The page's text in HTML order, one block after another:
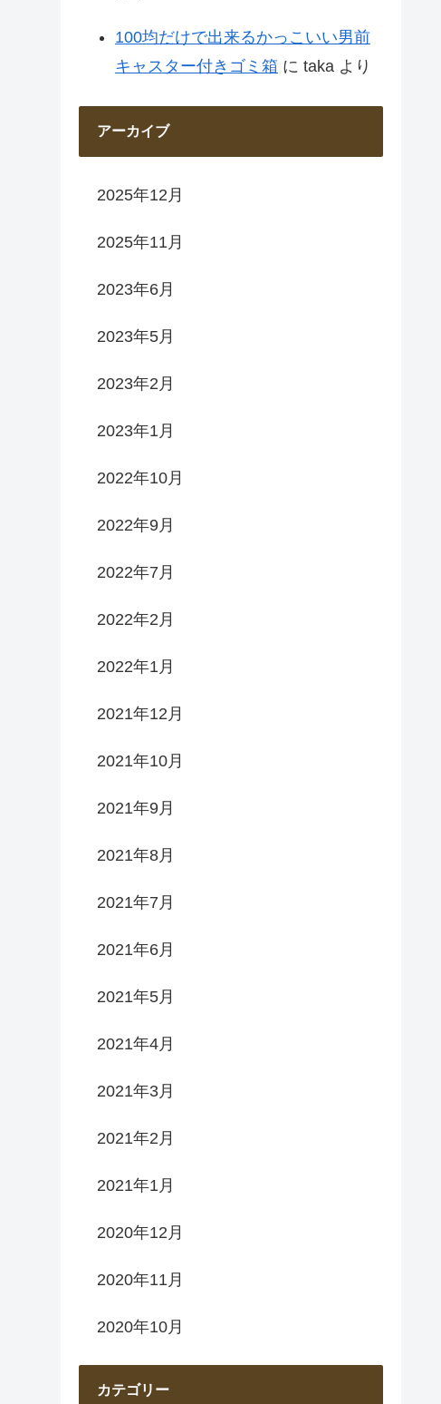
100均だけで出来るかっこいい男前
キャスター付きゴミ箱 に taka より
アーカイブ
2025年12月
2025年11月
2023年6月
2023年5月
2023年2月
2023年1月
2022年10月
2022年9月
2022年7月
2022年2月
2022年1月
2021年12月
2021年10月
2021年9月
2021年8月
2021年7月
2021年6月
2021年5月
2021年4月
2021年3月
2021年2月
2021年1月
2020年12月
2020年11月
2020年10月
カテゴリー